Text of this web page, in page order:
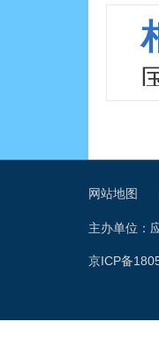
网站地图
主办单位：
京ICP备